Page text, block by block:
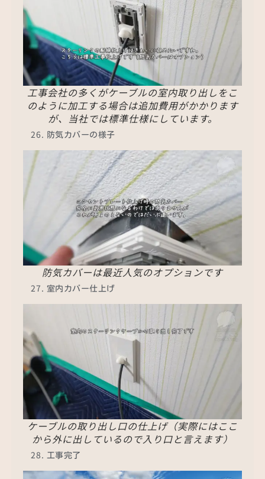
工事会社の多くがケーブルの室内取り出しをこ
のように加工する場合は追加費用がかかります
が、当社では標準仕様にしています。
防気カバーの様子
防気カバーは最近人気のオプションです
室内カバー仕上げ
ケーブルの取り出し口の仕上げ（実際にはここ
から外に出しているので入り口と言えます）
工事完了